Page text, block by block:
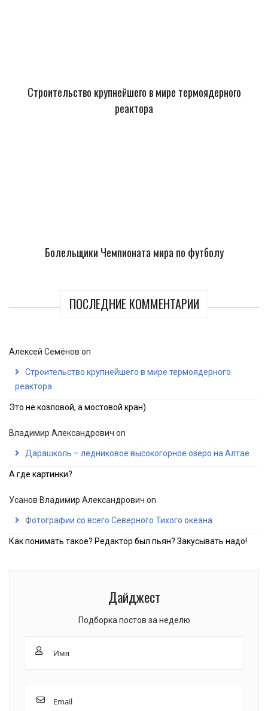
Строительство крупнейшего в мире термоядерного
реактора
Болельщики Чемпионата мира по футболу
ПОСЛЕДНИЕ КОММЕНТАРИИ
Алексей Семёнов on
Строительство крупнейшего в мире термоядерного
реактора
Это не козловой, а мостовой кран)
Владимир Александрович on
Дарашколь – ледниковое высокогорное озеро на Алтае
А где картинки?
Усанов Владимир Александрович on
Фотографии со всего Северного Тихого океана
Как понимать такое? Редактор был пьян? Закусывать надо!
Дайджест
Подборка постов за неделю